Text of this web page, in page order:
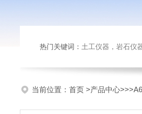
热门关键词： 土工仪器，岩石仪器
当前位置： 首页 >产品中心